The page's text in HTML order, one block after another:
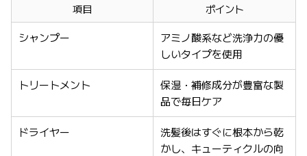
項目
ポイント
シャンプー
アミノ酸系など洗浄力の優
しいタイプを使用
トリートメント
保湿・補修成分が豊富な製
品で毎日ケア
ドライヤー
洗髪後はすぐに根本から乾
かし、キューティクルの向